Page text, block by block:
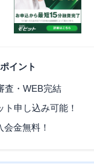
イント
査・WEB完結
ト申し込み可能！
金無料！